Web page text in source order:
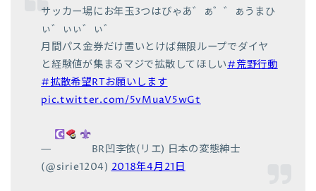
サッカー場にお年玉3つはびゃあ゛ぁ゛゛ぁうまひ
ぃ゛ぃぃ゛ぃ゛
月間パス金券だけ置いとけば無限ループでダイヤ
と経験値が集まるマジで拡散してほしい#荒野行動
#拡散希望RTお願いします
pic.twitter.com/5vMuaV5wGt
—
BR凹李依(リエ) 日本の変態紳士
(@sirie1204)2018年4月21日